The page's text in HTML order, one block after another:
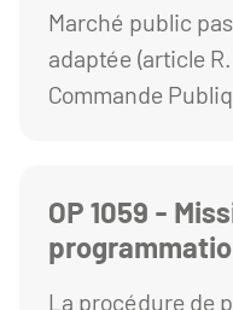
LEDRU
Marché public
adaptée (article R.
Commande
OP 1059 -
La procédure de